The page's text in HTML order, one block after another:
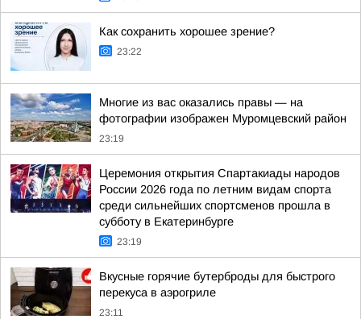
Как сохранить хорошее зрение?
23:22
Многие из вас оказались правы — на
фотографии изображен Муромцевский район
23:19
Церемония открытия Спартакиады народов
России 2026 года по летним видам спорта
среди сильнейших спортсменов прошла в
субботу в Екатеринбурге
23:19
Вкусные горячие бутерброды для быстрого
перекуса в аэрогриле
23:11